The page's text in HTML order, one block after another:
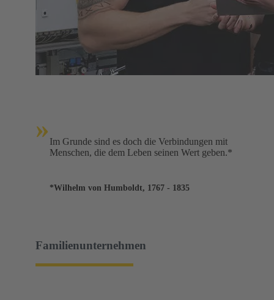
» Im Grunde sind es doch die Verbindungen mit
Menschen, die dem Leben seinen Wert geben.*
*Wilhelm von Humboldt, 1767 - 1835
Familienunternehmen